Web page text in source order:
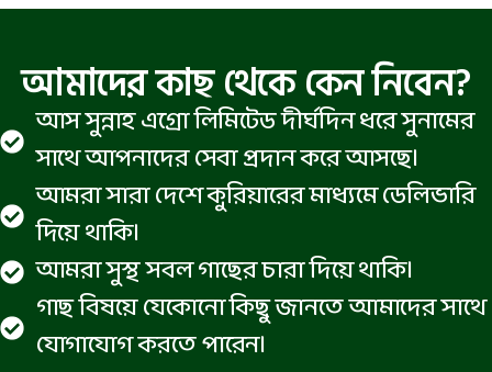
আমাদের কাছ থেকে কেন নিবেন?
আস সুন্নাহ এগ্রো লিমিটেড দীর্ঘদিন ধরে সুনামের
সাথে আপনাদের সেবা প্রদান করে আসছে।
আমরা সারা দেশে কুরিয়ারের মাধ্যমে ডেলিভারি
দিয়ে থাকি।
আমরা সুস্থ সবল গাছের চারা দিয়ে থাকি।
গাছ বিষয়ে যেকোনো কিছু জানতে আমাদের সাথে
যোগাযোগ করতে পারেন।